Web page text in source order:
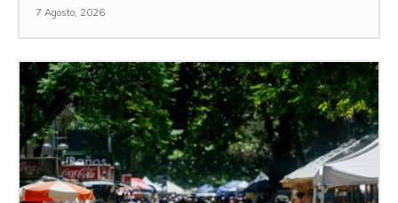
7 Agosto, 2026